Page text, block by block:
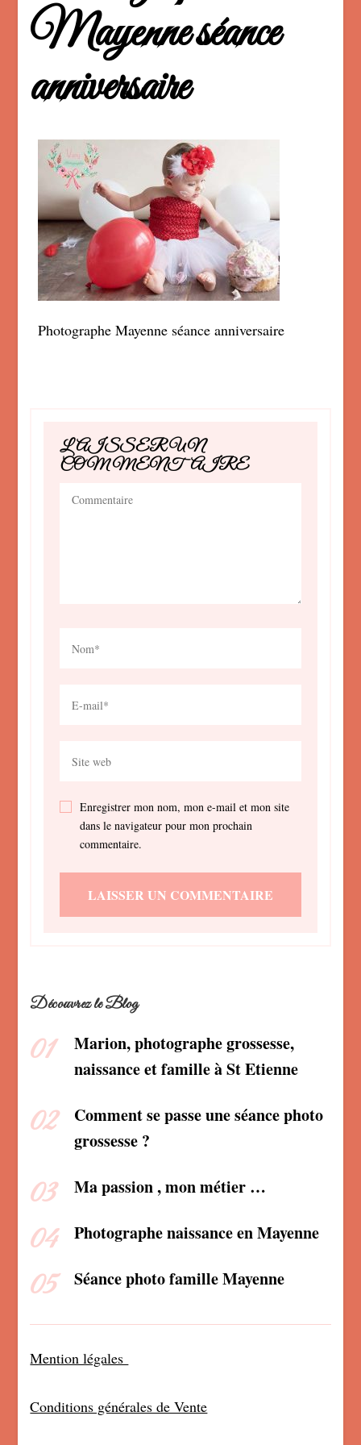
Mayenne séance
anniversaire
Photographe Mayenne séance anniversaire
LAISSER UN
COMMENTAIRE
Enregistrer mon nom, mon e-mail et mon site
dans le navigateur pour mon prochain
commentaire.
Découvrez le Blog
Marion, photographe grossesse,
naissance et famille à St Etienne
Comment se passe une séance photo
grossesse ?
Ma passion , mon métier …
Photographe naissance en Mayenne
Séance photo famille Mayenne
Mention légales
Conditions générales de Vente